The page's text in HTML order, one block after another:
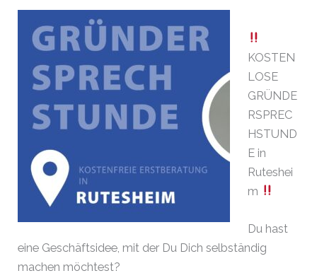
KOSTEN
LOSE
GRÜNDE
RSPREC
HSTUND
E in
Ruteshei
m
Du hast
eine Geschäftsidee, mit der Du Dich selbständig
machen möchtest?